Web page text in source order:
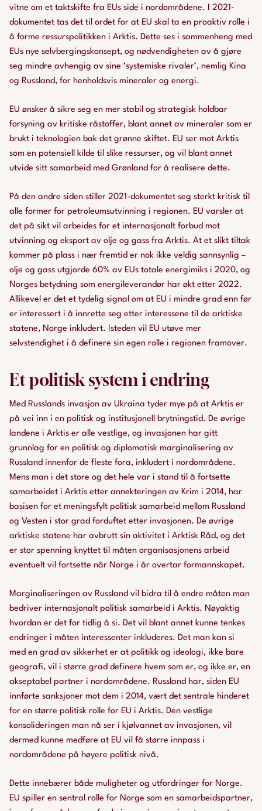
vitne om et taktskifte fra EUs side i nordområdene. I 2021-
dokumentet tas det til ordet for at EU skal ta en proaktiv rolle i
å forme ressurspolitikken i Arktis. Dette ses i sammenheng med
EUs nye selvbergingskonsept, og nødvendigheten av å gjøre
seg mindre avhengig av sine ‘systemiske rivaler’, nemlig Kina
og Russland, for henholdsvis mineraler og energi.
EU ønsker å sikre seg en mer stabil og strategisk holdbar
forsyning av kritiske råstoffer, blant annet av mineraler som er
brukt i teknologien bak det grønne skiftet. EU ser mot Arktis
som en potensiell kilde til slike ressurser, og vil blant annet
utvide sitt samarbeid med Grønland for å realisere dette.
På den andre siden stiller 2021-dokumentet seg sterkt kritisk til
alle former for petroleumsutvinning i regionen. EU varsler at
det på sikt vil arbeides for et internasjonalt forbud mot
utvinning og eksport av olje og gass fra Arktis. At et slikt tiltak
kommer på plass i nær fremtid er nok ikke veldig sannsynlig –
olje og gass utgjorde 60% av EUs totale energimiks i 2020, og
Norges betydning som energileverandør har økt etter 2022.
Allikevel er det et tydelig signal om at EU i mindre grad enn før
er interessert i å innrette seg etter interessene til de arktiske
statene, Norge inkludert. Isteden vil EU utøve mer
selvstendighet i å definere sin egen rolle i regionen framover.
Et politisk system i endring
Med Russlands invasjon av Ukraina tyder mye på at Arktis er
på vei inn i en politisk og institusjonell brytningstid. De øvrige
landene i Arktis er alle vestlige, og invasjonen har gitt
grunnlag for en politisk og diplomatisk marginalisering av
Russland innenfor de fleste fora, inkludert i nordområdene.
Mens man i det store og det hele var i stand til å fortsette
samarbeidet i Arktis etter annekteringen av Krim i 2014, har
basisen for et meningsfylt politisk samarbeid mellom Russland
og Vesten i stor grad forduftet etter invasjonen. De øvrige
arktiske statene har avbrutt sin aktivitet i Arktisk Råd, og det
er stor spenning knyttet til måten organisasjonens arbeid
eventuelt vil fortsette når Norge i år overtar formannskapet.
Marginaliseringen av Russland vil bidra til å endre måten man
bedriver internasjonalt politisk samarbeid i Arktis. Nøyaktig
hvordan er det for tidlig å si. Det vil blant annet kunne tenkes
endringer i måten interessenter inkluderes. Det man kan si
med en grad av sikkerhet er at politikk og ideologi, ikke bare
geografi, vil i større grad definere hvem som er, og ikke er, en
akseptabel partner i nordområdene. Russland har, siden EU
innførte sanksjoner mot dem i 2014, vært det sentrale hinderet
for en større politisk rolle for EU i Arktis. Den vestlige
konsolideringen man nå ser i kjølvannet av invasjonen, vil
dermed kunne medføre at EU vil få større innpass i
nordområdene på høyere politisk nivå.
Dette innebærer både muligheter og utfordringer for Norge.
EU spiller en sentral rolle for Norge som en samarbeidspartner,